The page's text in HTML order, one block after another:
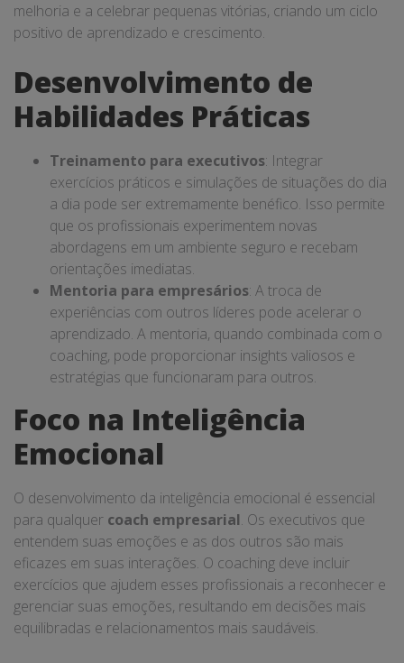
melhoria e a celebrar pequenas vitórias, criando um ciclo
positivo de aprendizado e crescimento.
Desenvolvimento de
Habilidades Práticas
Treinamento para executivos: Integrar
exercícios práticos e simulações de situações do dia
a dia pode ser extremamente benéfico. Isso permite
que os profissionais experimentem novas
abordagens em um ambiente seguro e recebam
orientações imediatas.
Mentoria para empresários: A troca de
experiências com outros líderes pode acelerar o
aprendizado. A mentoria, quando combinada com o
coaching, pode proporcionar insights valiosos e
estratégias que funcionaram para outros.
Foco na Inteligência
Emocional
O desenvolvimento da inteligência emocional é essencial
para qualquer coach empresarial. Os executivos que
entendem suas emoções e as dos outros são mais
eficazes em suas interações. O coaching deve incluir
exercícios que ajudem esses profissionais a reconhecer e
gerenciar suas emoções, resultando em decisões mais
equilibradas e relacionamentos mais saudáveis.